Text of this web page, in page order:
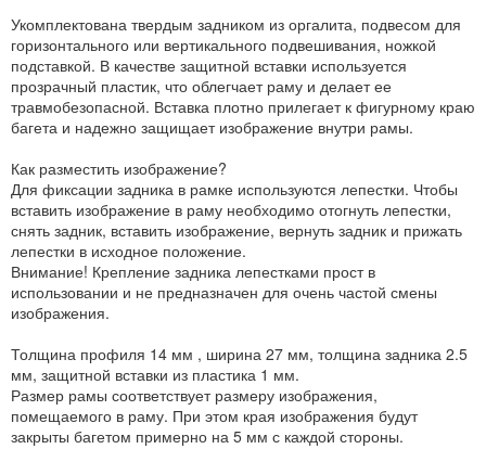
Укомплектована твердым задником из оргалита, подвесом для
горизонтального или вертикального подвешивания, ножкой
подставкой. В качестве защитной вставки используется
прозрачный пластик, что облегчает раму и делает ее
травмобезопасной. Вставка плотно прилегает к фигурному краю
багета и надежно защищает изображение внутри рамы.
Как разместить изображение?
Для фиксации задника в рамке используются лепестки. Чтобы
вставить изображение в раму необходимо отогнуть лепестки,
снять задник, вставить изображение, вернуть задник и прижать
лепестки в исходное положение.
Внимание! Крепление задника лепестками прост в
использовании и не предназначен для очень частой смены
изображения.
Толщина профиля 14 мм , ширина 27 мм, толщина задника 2.5
мм, защитной вставки из пластика 1 мм.
Размер рамы соответствует размеру изображения,
помещаемого в раму. При этом края изображения будут
закрыты багетом примерно на 5 мм с каждой стороны.